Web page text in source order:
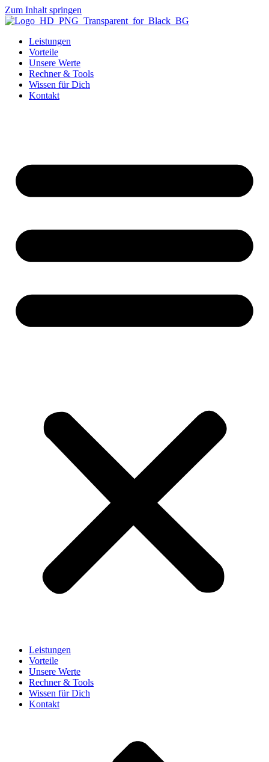
Zum Inhalt springen
Leistungen
Vorteile
Unsere Werte
Rechner & Tools
Wissen für Dich
Kontakt
Leistungen
Vorteile
Unsere Werte
Rechner & Tools
Wissen für Dich
Kontakt